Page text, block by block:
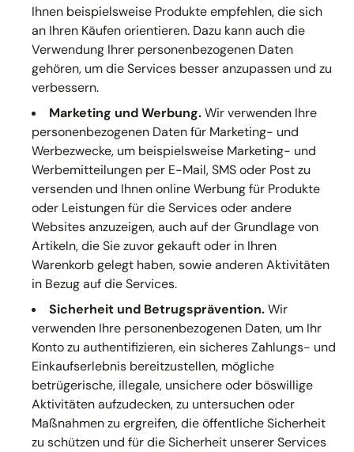
Ihnen beispielsweise Produkte empfehlen, die sich
an Ihren Käufen orientieren. Dazu kann auch die
Verwendung Ihrer personenbezogenen Daten
gehören, um die Services besser anzupassen und zu
verbessern.
Marketing und Werbung.Wir verwenden Ihre
personenbezogenen Daten für Marketing- und
Werbezwecke, um beispielsweise Marketing- und
Werbemitteilungen per E-Mail, SMS oder Post zu
versenden und Ihnen online Werbung für Produkte
oder Leistungen für die Services oder andere
Websites anzuzeigen, auch auf der Grundlage von
Artikeln, die Sie zuvor gekauft oder in Ihren
Warenkorb gelegt haben, sowie anderen Aktivitäten
in Bezug auf die Services.
Sicherheit und Betrugsprävention.Wir
verwenden Ihre personenbezogenen Daten, um Ihr
Konto zu authentifizieren, ein sicheres Zahlungs- und
Einkaufserlebnis bereitzustellen, mögliche
betrügerische, illegale, unsichere oder böswillige
Aktivitäten aufzudecken, zu untersuchen oder
Maßnahmen zu ergreifen, die öffentliche Sicherheit
zu schützen und für die Sicherheit unserer Services